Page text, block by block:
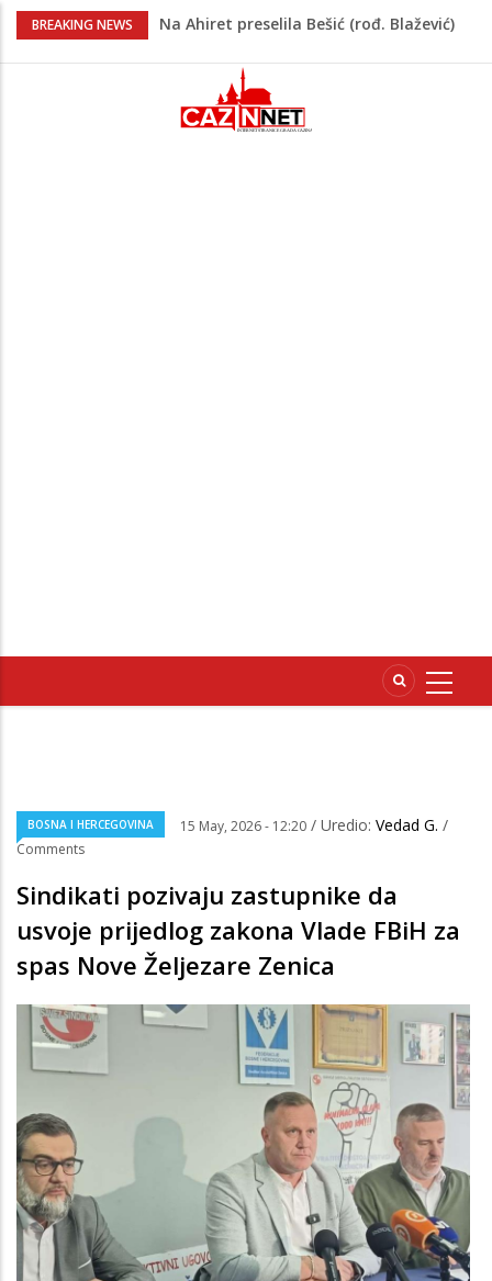
BREAKING NEWS
Na Ahiret preselila Bešić (rođ. Blažević)
Na Ahiret preselio ŠUPUK (Refik) ŠEFIK
Evo koje države su zasad za, a koje
protiv Infantina na izborima: Srbija i
BOSNA I HERCEGOVINA 15 May, 2026 - 12:20 / Uredio: Vedad G. /
Comments
Sindikati pozivaju zastupnike da
usvoje prijedlog zakona Vlade FBiH za
spas Nove Željezare Zenica